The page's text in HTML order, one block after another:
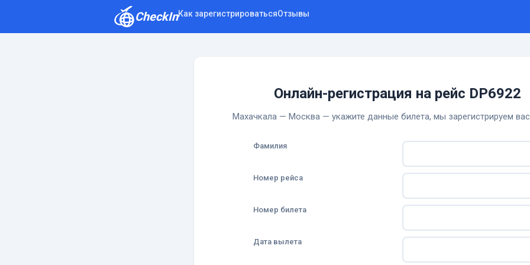
CheckInКак зарегистрироватьсяОтзывы
Онлайн-регистрация на рейс DP6922
Махачкала — Москва — укажите данные билета, мы зарегистрируем
Фамилия
Номер рейса
Номер билета
Дата вылета